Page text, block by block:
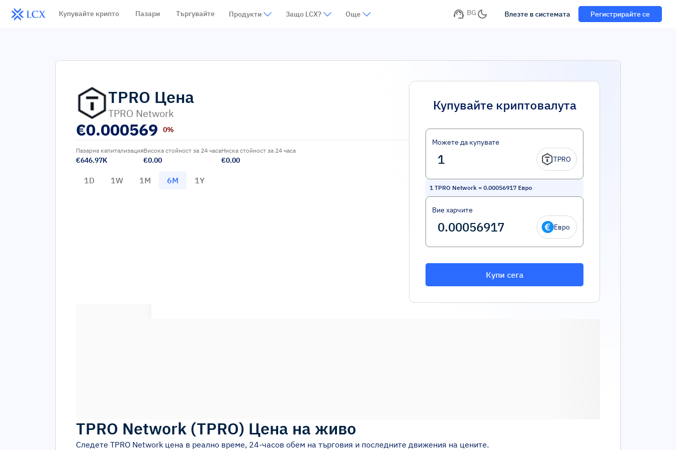
Купувайте крипто Пазари Търгувайте Продукти Защо LCX? Още BG Влезте в системата Регистрирайте се
TPRO Цена
TPRO Network
€0.000569 0%
Пазарна капитализация
€646.97K
Висока стойност за 24 часа
€0.00
Ниска стойност за 24 часа
€0.00
1D 1W 1M 6M 1Y
Купувайте криптовалута
Можете да купувате
TPRO
1 TPRO Network = 0.00056917 Евро
Вие харчите
Евро
Купи сега
TPRO Network (TPRO) Цена на живо
Следете TPRO Network цена в реално време, 24-часов обем на търговия и последните движения на цените.